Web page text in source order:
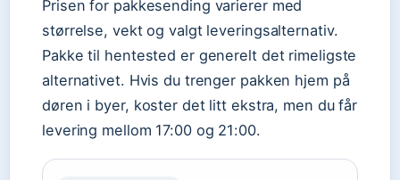
Prisen for pakkesending varierer med
størrelse, vekt og valgt leveringsalternativ.
Pakke til hentested er generelt det rimeligste
alternativet. Hvis du trenger pakken hjem på
døren i byer, koster det litt ekstra, men du får
levering mellom 17:00 og 21:00.